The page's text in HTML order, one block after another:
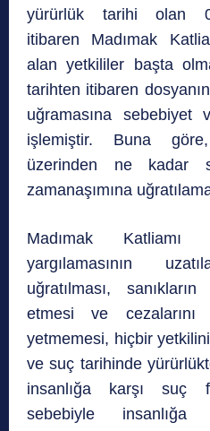
yürürlük tarihi olan
itibaren Madımak
alan yetkililer başta
tarihten itibaren
uğramasına sebebiyet
işlemiştir. Buna
üzerinden ne kadar
zamanaşımına
Madımak Katliamı
yargılamasının
uğratılması,
etmesi ve cezalarını
yetmemesi, hiçbir
ve suç tarihinde
insanlığa karşı suç
sebebiyle